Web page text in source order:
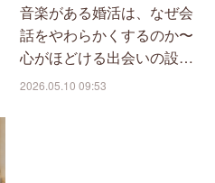
音楽がある婚活は、なぜ会
話をやわらかくするのか〜
心がほどける出会いの設…
2026.05.10 09:53